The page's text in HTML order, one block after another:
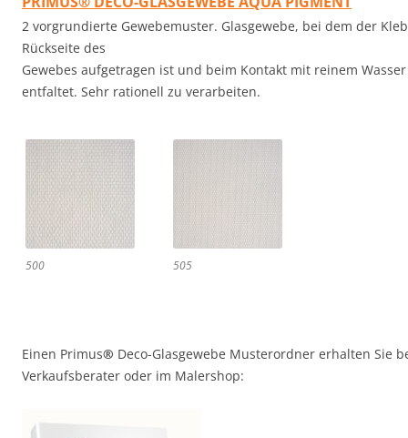
2 vorgrundierte Gewebemuster. Glasgewebe, bei dem der
Rückseite des
Gewebes aufgetragen ist und beim Kontakt mit reinem
entfaltet. Sehr rationell zu verarbeiten.
500 505
Einen Primus® Deco-Glasgewebe Musterordner erhalten Sie
Verkaufsberater oder im Malershop: